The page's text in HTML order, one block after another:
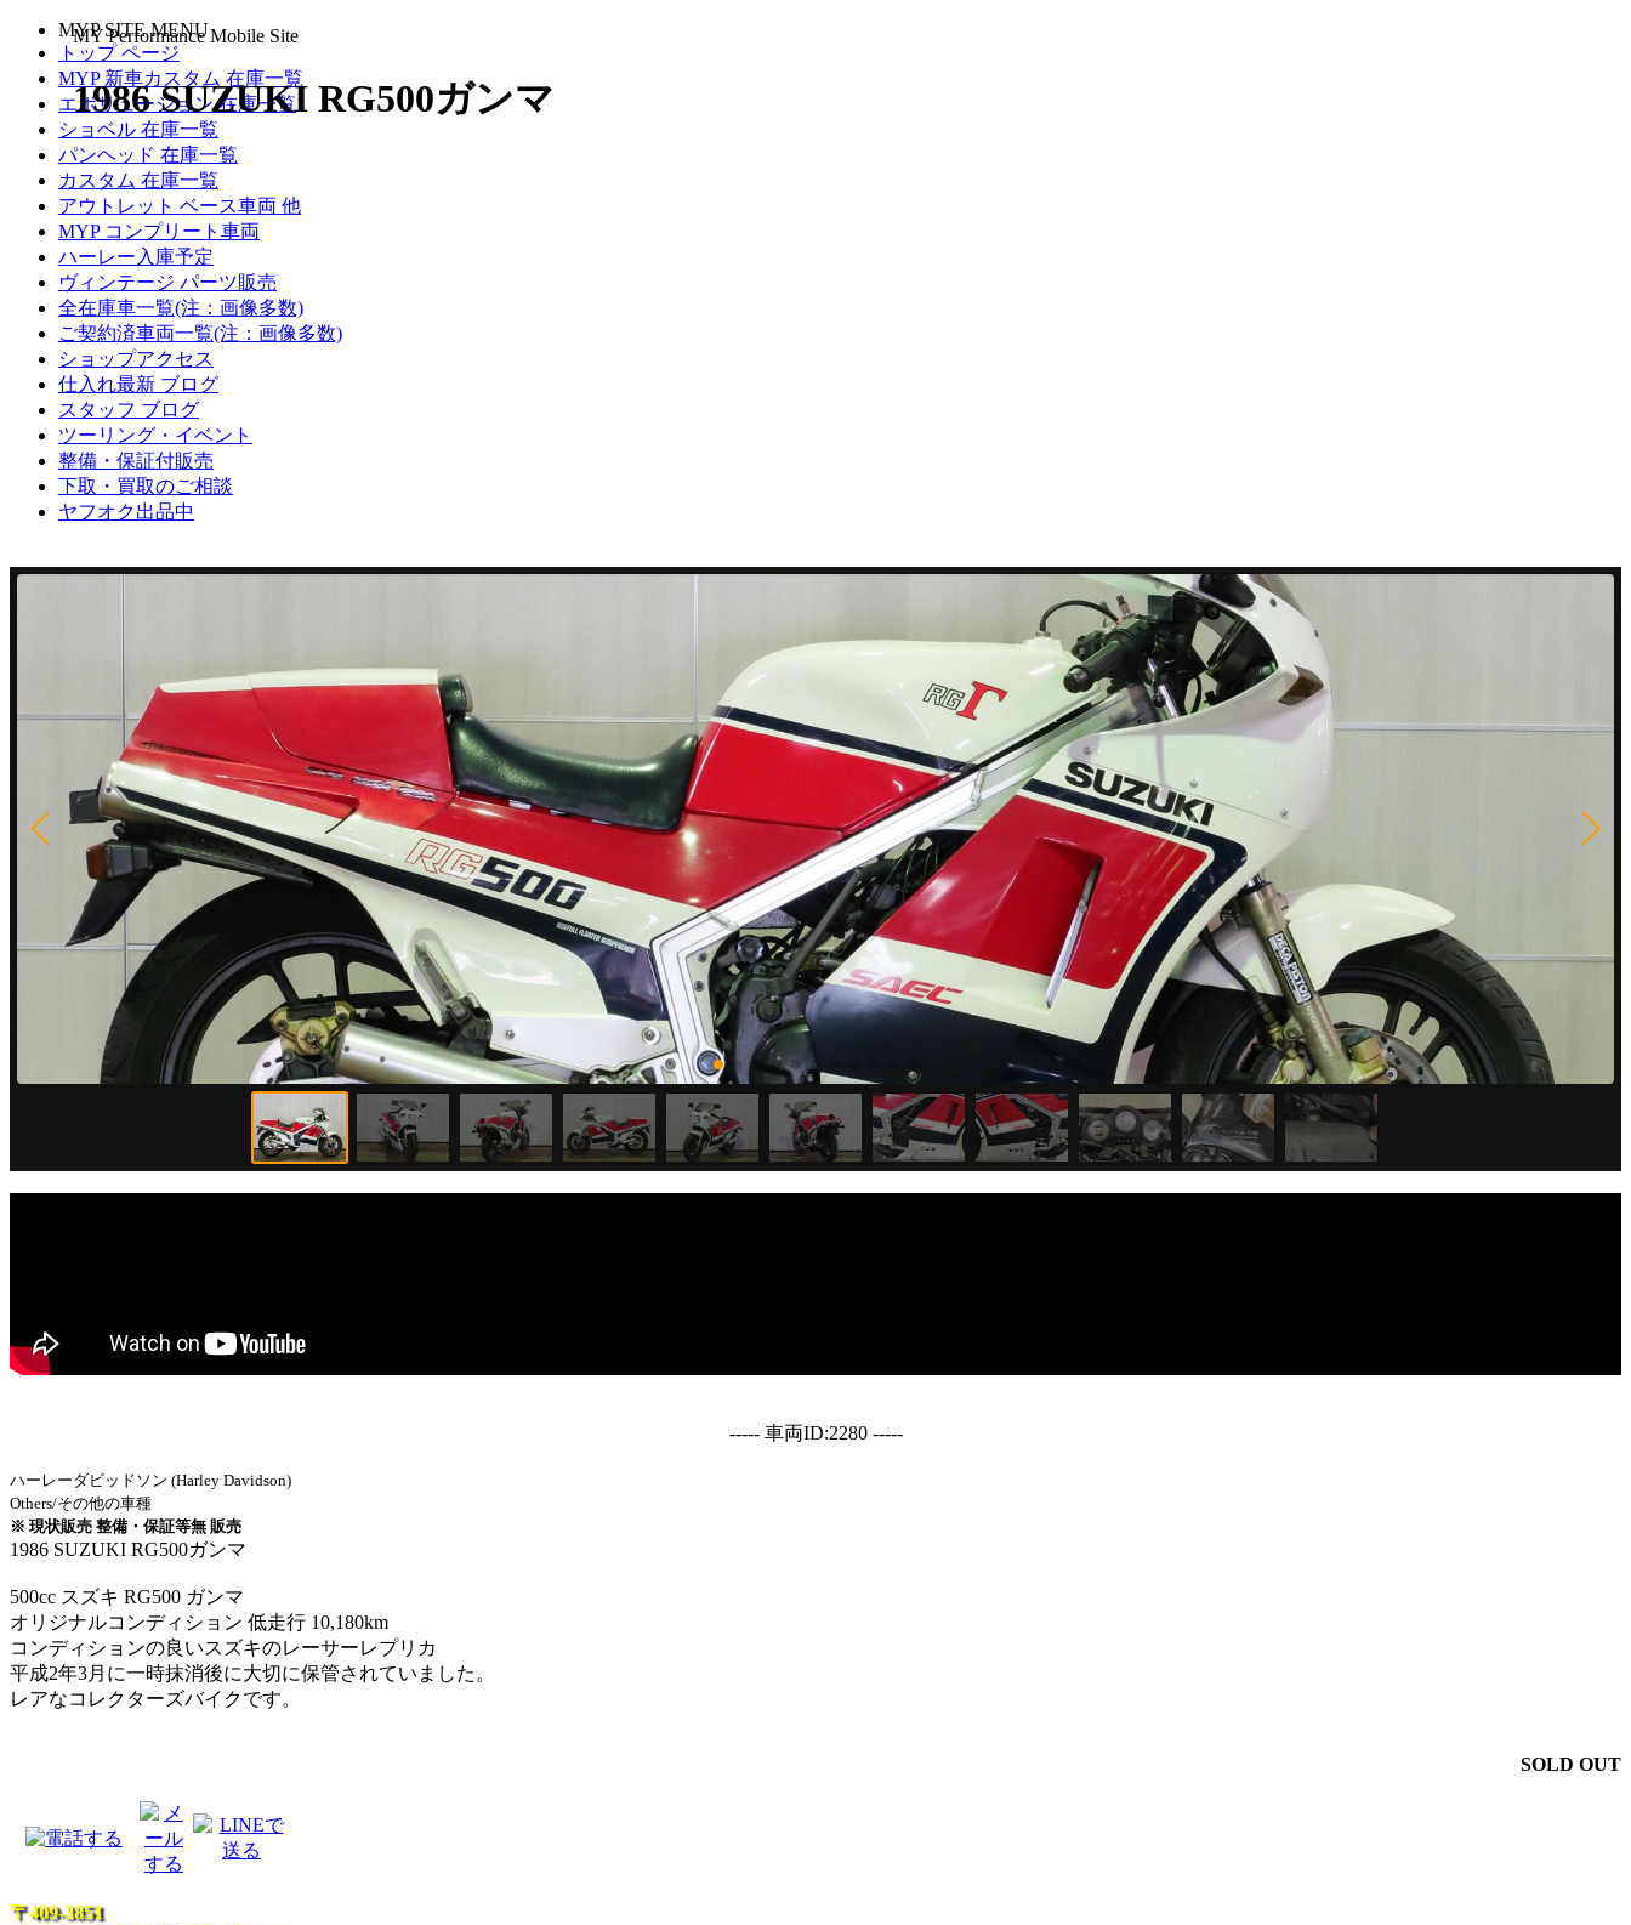
MYP SITE MENU
トップ ページ
MYP 新車カスタム 在庫一覧
エボリューション 在庫一覧
ショベル 在庫一覧
パンヘッド 在庫一覧
カスタム 在庫一覧
アウトレット ベース車両 他
MYP コンプリート車両
ハーレー入庫予定
ヴィンテージ パーツ販売
全在庫車一覧(注：画像多数)
ご契約済車両一覧(注：画像多数)
ショップアクセス
仕入れ最新 ブログ
スタッフ ブログ
ツーリング・イベント
整備・保証付販売
下取・買取のご相談
ヤフオク出品中
MY Performance Mobile Site
1986 SUZUKI RG500ガンマ
----- 車両ID:2280 -----
ハーレーダビッドソン (Harley Davidson)
Others/その他の車種
※ 現状販売 整備・保証等無 販売
1986 SUZUKI RG500ガンマ
500cc スズキ RG500 ガンマ
オリジナルコンディション 低走行 10,180km
コンディションの良いスズキのレーサーレプリカ
平成2年3月に一時抹消後に大切に保管されていました。
レアなコレクターズバイクです。
SOLD OUT
〒409-3851